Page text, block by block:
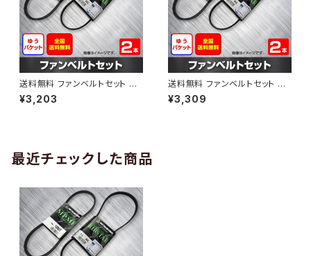
送料無料 ファンベルトセット マ
ツダ ボンゴブローニィ 型式SK5
HV H11.06～H16.11 （国内トッ
¥3,203
送料無料 ファンベルトセット マ
ツダ ファミリアS-ワゴン 型式B
J5W H10.04～H12.10 （国内ト
¥3,309
最近チェックした商品